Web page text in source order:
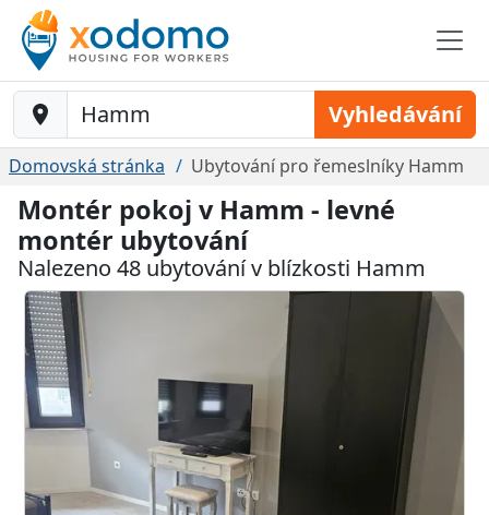
Baustelle-Location Vyhledávání
Domovská stránka Ubytování pro řemeslníky Hamm
Montér pokoj v Hamm - levné
montér ubytování
Nalezeno 48 ubytování v blízkosti Hamm